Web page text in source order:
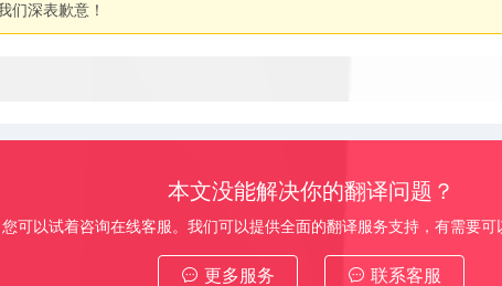
们深表歉意！
本文没能解决你的翻译问题？
您可以试着咨询在线客服。我们可以提供全面的翻译服务支持，有需要可
更多服务 联系客服